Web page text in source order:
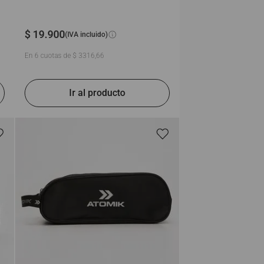
$ 19.900(IVA incluido)
En 6 cuotas de $ 3316,66